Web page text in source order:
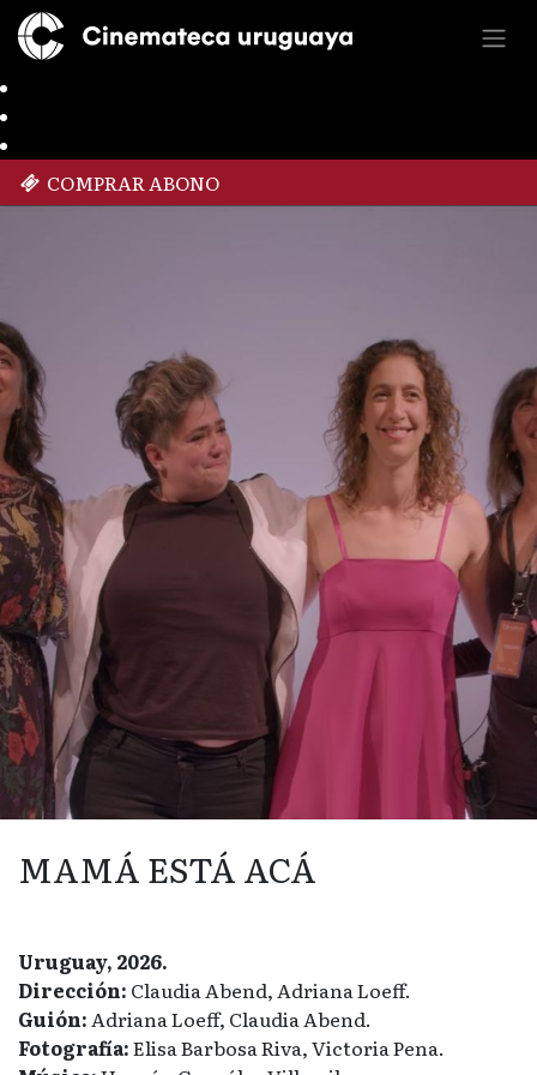
COMPRAR ABONO
MAMÁ ESTÁ ACÁ
Uruguay, 2026.
Dirección: Claudia Abend, Adriana Loeff.
Guión:Adriana Loeff, Claudia Abend.
Fotografía:Elisa Barbosa Riva, Victoria Pena.